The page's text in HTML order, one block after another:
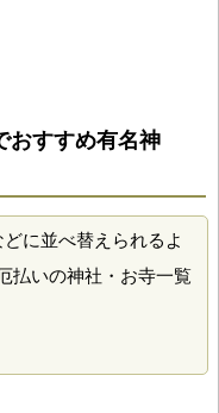
おすすめ有名神
に並べ替えられるよ
払いの神社・お寺一覧